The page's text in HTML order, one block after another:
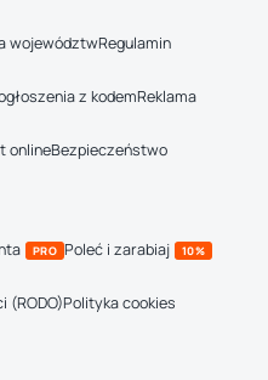
województwRegulamin
z kodemReklama
onlineBezpieczeństwo
PRO Poleć i zarabiaj 10%
(RODO)Polityka cookies